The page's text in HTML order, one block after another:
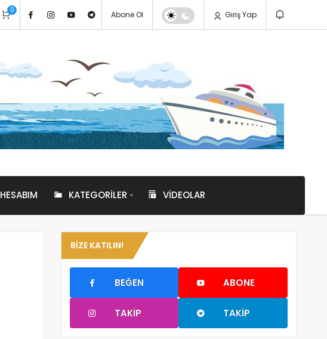
0 Abone Ol Giriş Yap
HESABIM KATEGORILER VIDEOLAR
BIZE KATILIN!
BEĞEN ABONE
TAKIP TAKIP